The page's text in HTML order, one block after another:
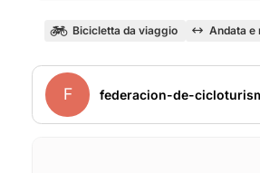
Bicicletta da viaggio Andata e
F federacion-de-